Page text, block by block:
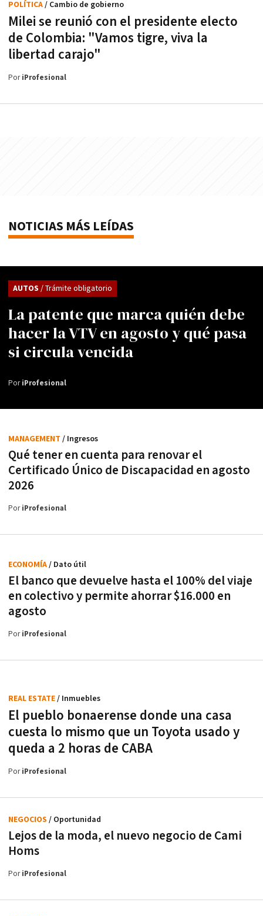
Milei se reunió con el presidente electo
de Colombia: "Vamos tigre, viva la
libertad carajo"
POLÍTICA/ Cambio de gobierno
PoriProfesional
NOTICIAS MÁS LEÍDAS
La patente que marca quién debe
hacer la VTV en agosto y qué pasa
si circula vencida
AUTOS / Trámite obligatorio
PoriProfesional
Qué tener en cuenta para renovar el
Certificado Único de Discapacidad en agosto
2026
MANAGEMENT / Ingresos
PoriProfesional
El banco que devuelve hasta el 100% del viaje
en colectivo y permite ahorrar $16.000 en
agosto
ECONOMÍA/ Dato útil
PoriProfesional
El pueblo bonaerense donde una casa
cuesta lo mismo que un Toyota usado y
queda a 2 horas de CABA
REAL ESTATE/ Inmuebles
PoriProfesional
Lejos de la moda, el nuevo negocio de Cami
Homs
NEGOCIOS / Oportunidad
PoriProfesional